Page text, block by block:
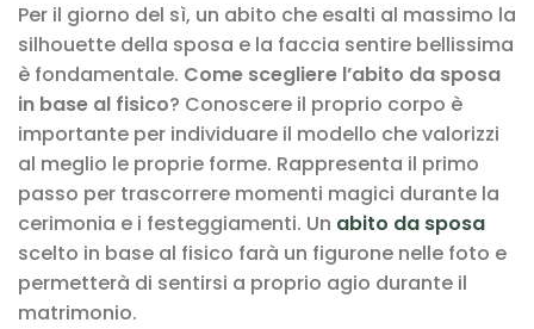
Per il giorno del sì, un abito che esalti al massimo la
silhouette della sposa e la faccia sentire bellissima
è fondamentale. Come scegliere l’abito da sposa
in base al fisico? Conoscere il proprio corpo è
importante per individuare il modello che valorizzi
al meglio le proprie forme. Rappresenta il primo
passo per trascorrere momenti magici durante la
cerimonia e i festeggiamenti. Un abito da sposa
scelto in base al fisico farà un figurone nelle foto e
permetterà di sentirsi a proprio agio durante il
matrimonio.